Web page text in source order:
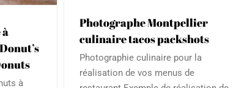
à
Photographe Montpellier
culinaire tacos packshots
Photographie culinaire pour la
réalisation de vos menus de
Bas d’Aumelas vers Montpellier
Communication & Publicité
Culinaire
Packshot Site web professionnel